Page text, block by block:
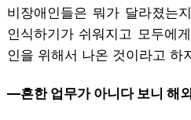
비장애인들은 뭐가 달라졌는
인식하기가 쉬워지고 모두에
인을 위해서 나온 것이라고 하
―흔한 업무가 아니다 보니 해